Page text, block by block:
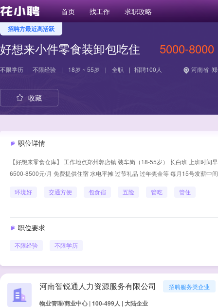
首页 找工作 求职攻略
招聘方最近高活跃
好想来小件零食装卸包吃住 5000-8000
不限学历 | 不限经验 | 18岁 ~ 55岁 | 全职 | 招聘100人 河南省 ·
收藏
职位详情
【好想来零食仓库】 工作地点郑州郭店镇 装车岗（18-55岁） 长白班 上班时
6500-8500元/月 免费提供住宿 水电平摊 过节礼品 过年奖金等 每月15号发薪中
环境好 交通方便 包食宿 五险 管吃 管住
职位要求
不限经验 不限学历
河南智锐通人力资源服务有限公司 招聘服务类企业
物业管理/商业中心 | 100-499人 | 大陆企业